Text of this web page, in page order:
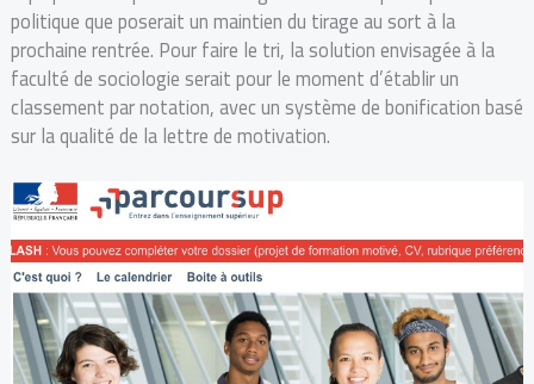
politique que poserait un maintien du tirage au sort à la
prochaine rentrée. Pour faire le tri, la solution envisagée à la
faculté de sociologie serait pour le moment d’établir un
classement par notation, avec un système de bonification basé
sur la qualité de la lettre de motivation.